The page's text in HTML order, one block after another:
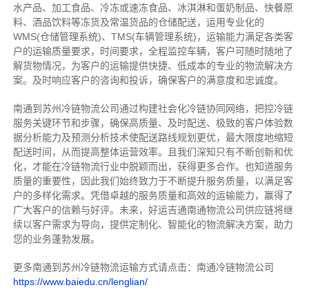
水产品、加工食品、冷冻或速冻食品、冰淇淋和蛋奶制品、快餐原
料、酒品饮料等冻货及常温货品的仓储配送，运用专业化的
WMS(仓储管理系统)、TMS(车辆管理系统)，运输能力满足各类客
户的运输质量要求，时间要求，全程监控车辆，客户可随时随地了
解货物情况，为客户的运输提供快捷、低成本的专业的物流解决方
案。及时响应客户的咨询和投诉，确保客户的满意度和忠诚度。
南通到苏州冷链物流公司通过构建社会化冷链协同网络，把控冷链
服务关键环节和步骤，确保高质量、及时配送、极致的客户体验数
据分析能力及预测分析技术使配送路线规划更优，最大限度地缩短
配送时间，从而提高整体运营效率。且 我们深知 只有不断创新和优
化，才能在冷链物流行业中脱颖而出，获得更多合作。也知道服务
质量的重要性，因此我们始终致力于不断提升服务质量，以满足客
户的多样化需求。 凭借卓越的服务质量和高效的运输能力，赢得了
广大客户的信赖与好评。 未来，好运吉通南通物流公司供应链将继
续以客户需求为导向，提供定制化、智能化的物流解决方案，助力
您的业务蓬勃发展。
更多南通到苏州冷链物流运输方式请点击：南通冷链物流公司
https://www.baiedu.cn/lenglian/